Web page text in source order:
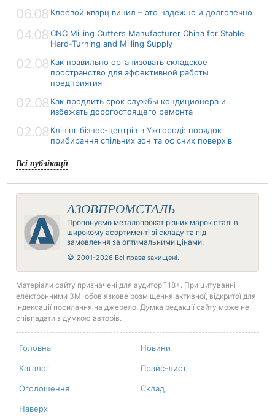
06.08 Клеевой кварц винил – это надежно и долговечно
04.08 CNC Milling Cutters Manufacturer China for Stable
Hard-Turning and Milling Supply
02.08 Как правильно организовать складское
пространство для эффективной работы
предприятия
02.08 Как продлить срок службы кондиционера и
избежать дорогостоящего ремонта
02.08 Клінінг бізнес-центрів в Ужгороді: порядок
прибирання спільних зон та офісних поверхів
Всі публікації
АЗОВПРОМСТАЛЬ
Пропонуємо металопрокат різних марок сталі в
широкому асортименті зі складу та під
замовлення за оптимальними цінами.
© 2001-2026 Всі права захищені.
Матеріали сайту призначені для аудиторії 18+. При цитуванні
електронними ЗМІ обов'язкове розміщення активної, відкритої для
індексації посилання на джерело. Думка редакції сайту може не
співпадати з думкою авторів.
Головна Новини
Каталог Прайс-лист
Оголошення Склад
Наверх